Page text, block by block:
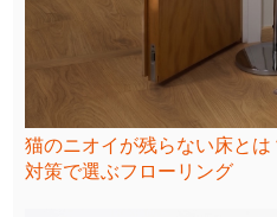
猫のニオイが残らない床と
対策で選ぶフローリング